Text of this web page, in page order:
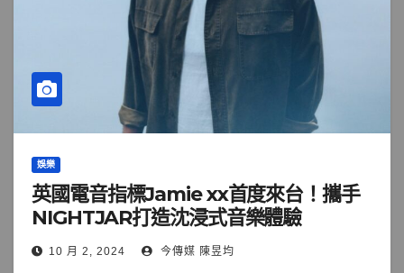
娛樂
英國電音指標Jamie xx首度來台！攜手
NIGHTJAR打造沈浸式音樂體驗
10 月 2, 2024 今傳媒 陳昱均